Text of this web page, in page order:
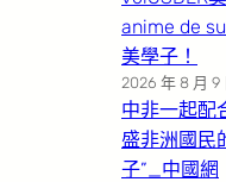
anime de
美學子！
2026 年 8 月 9
中非一起配
盛非洲國民
子”_中國網